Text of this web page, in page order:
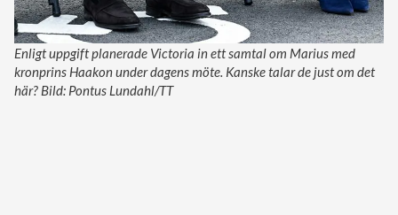
Enligt uppgift planerade Victoria in ett samtal om Marius med
kronprins Haakon under dagens möte. Kanske talar de just om det
här? Bild: Pontus Lundahl/TT